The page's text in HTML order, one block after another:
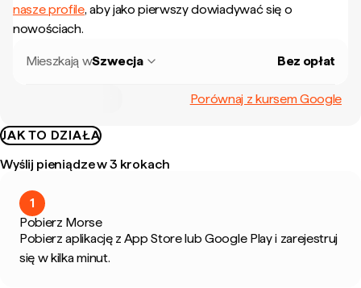
nasze profile, aby jako pierwszy dowiadywać się o
nowościach.
Mieszkają wSzwecja Bez opłat
Porównaj z kursem Google
JAK TO DZIAŁA
Wyślij pieniądze w 3 krokach
1
Pobierz Morse
Pobierz aplikację z App Store lub Google Play i zarejestruj
się w kilka minut.